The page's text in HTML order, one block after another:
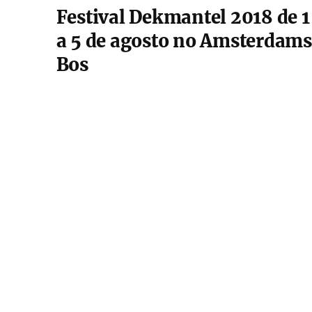
Festival Dekmantel 2018 de 1
a 5 de agosto no
Bos